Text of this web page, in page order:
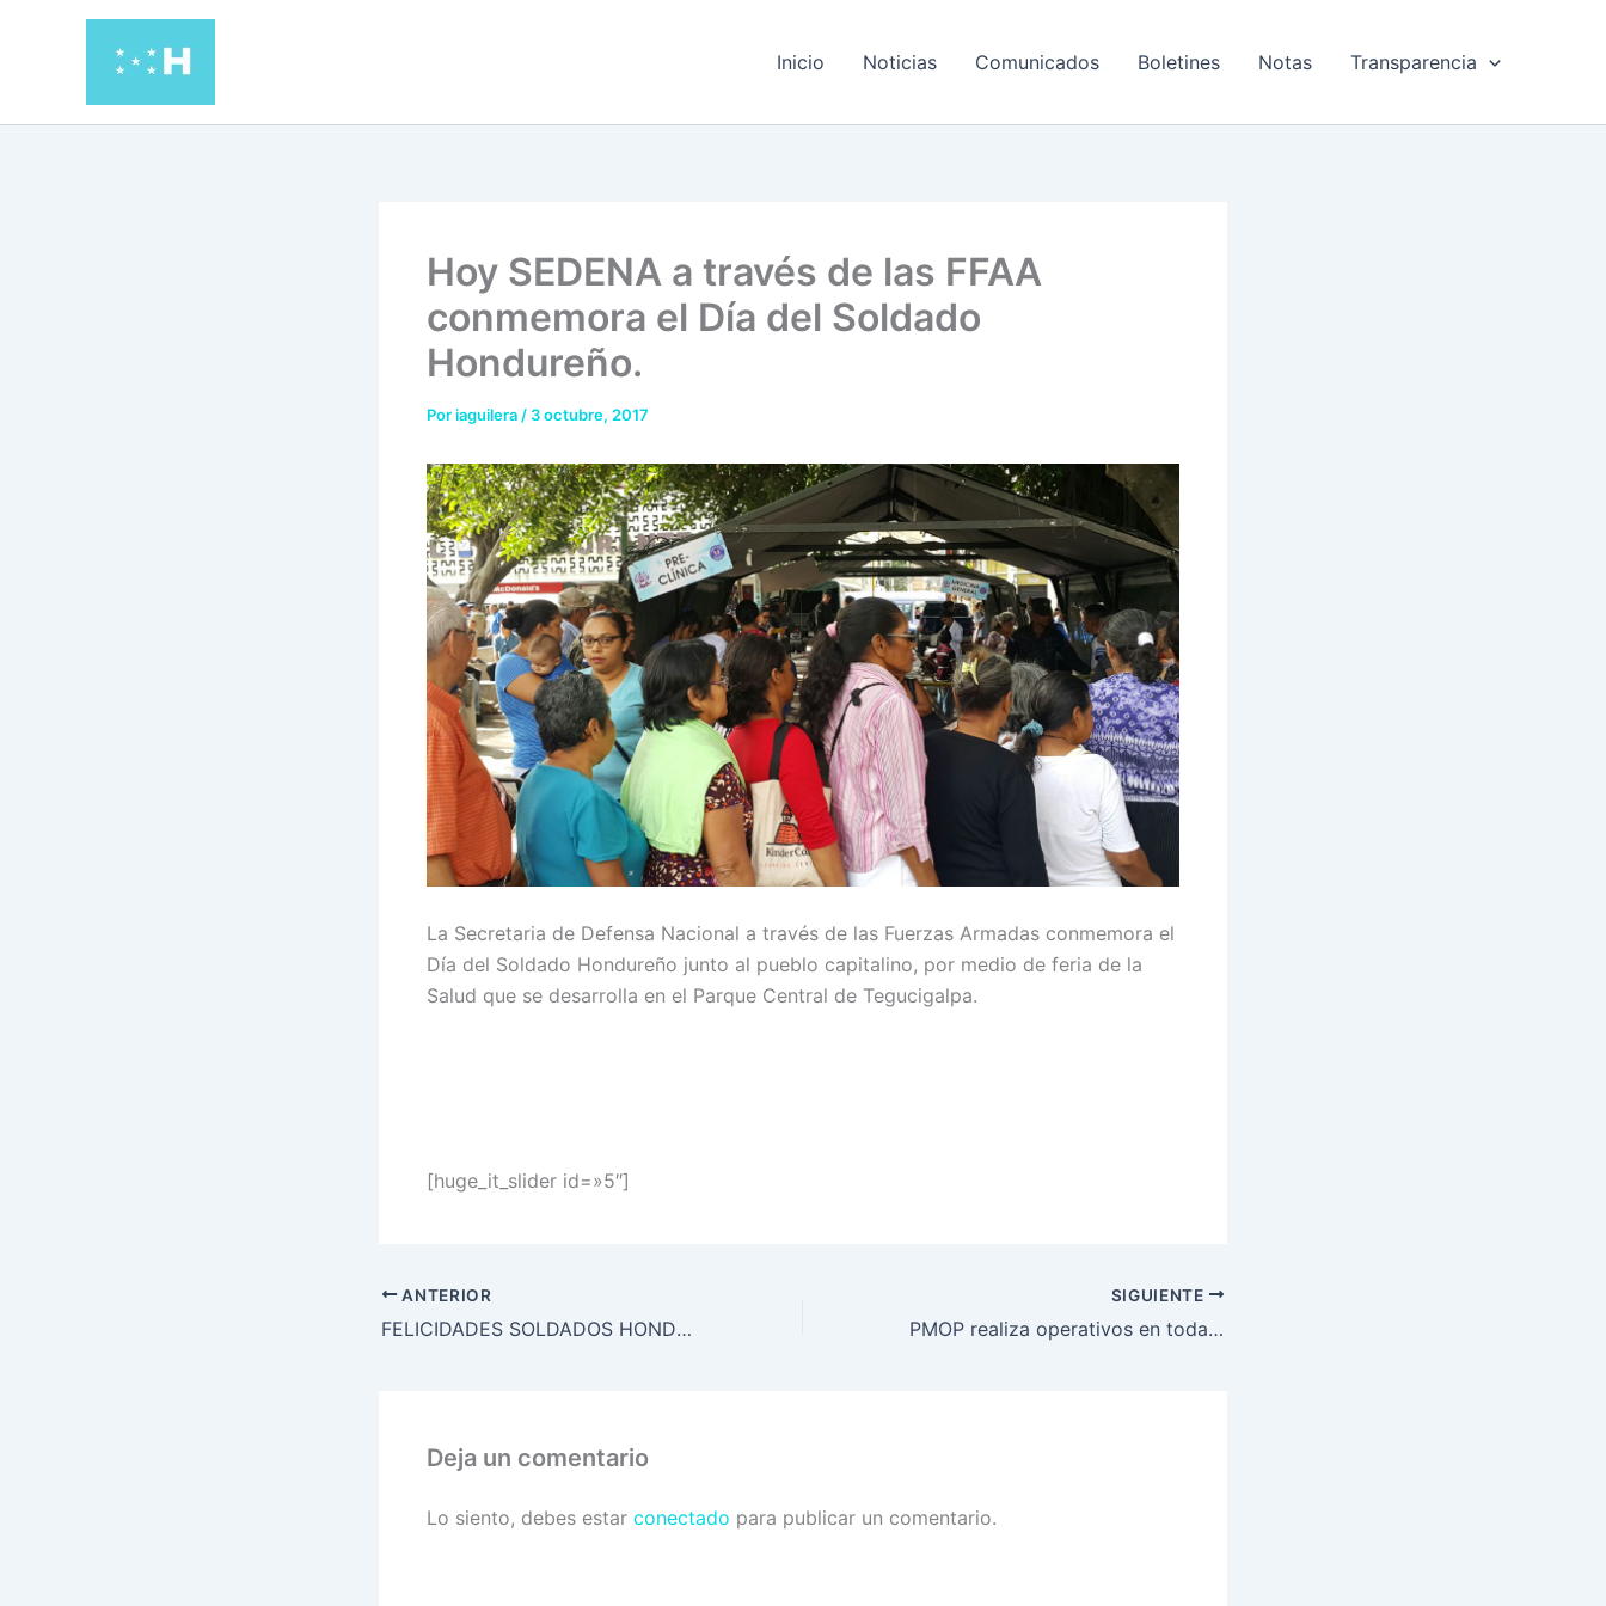
Inicio Noticias Comunicados Boletines Notas Transparencia
Hoy SEDENA a través de las FFAA
conmemora el Día del Soldado
Hondureño.
Poriaguilera / 3 octubre, 2017
La Secretaria de Defensa Nacional a través de las Fuerzas Armadas conmemora el
Día del Soldado Hondureño junto al pueblo capitalino, por medio de feria de la
Salud que se desarrolla en el Parque Central de Tegucigalpa.
[huge_it_slider id=»5″]
ANTERIOR
FELICIDADES SOLDADOS HONDUREÑOS
SIGUIENTE
PMOP realiza operativos en todas las salidas de la capital
Deja un comentario
Lo siento, debes estar conectado para publicar un comentario.